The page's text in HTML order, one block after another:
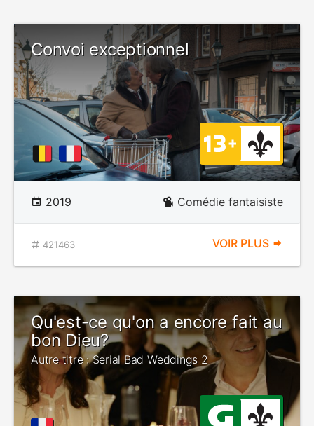
Convoi exceptionnel
2019 Comédie fantaisiste
421463 VOIR PLUS
Qu'est-ce qu'on a encore fait au
bon Dieu?
Autre titre : Serial Bad Weddings 2